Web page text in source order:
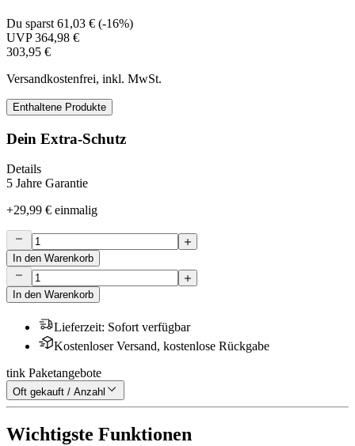
Du sparst 61,03 € (-16%)
UVP364,98 €
303,95 €
Versandkostenfrei, inkl. MwSt.
Enthaltene Produkte
Dein Extra-Schutz
Details
5 Jahre Garantie
+29,99 € einmalig
In den Warenkorb
In den Warenkorb
Lieferzeit: Sofort verfügbar
Kostenloser Versand, kostenlose Rückgabe
tink Paketangebote
Oft gekauft / Anzahl
Wichtigste Funktionen